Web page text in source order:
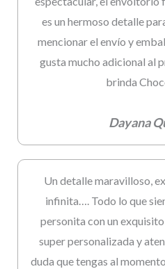
es un hermoso detalle
mencionar el envío y
gusta mucho adicional al
brinda
Dayana
Un detalle maravilloso,
infinita…. Todo lo que
personita con un
super personalizada y
duda que tengas al